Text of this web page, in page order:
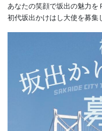
あなたの笑顔で坂出の魅力を
初代坂出かけはし大使を募集